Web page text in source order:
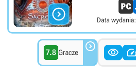
 Data wydania:
7.8 Gracze   